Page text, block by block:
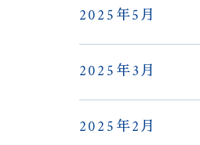
2025年5月
2025年3月
2025年2月